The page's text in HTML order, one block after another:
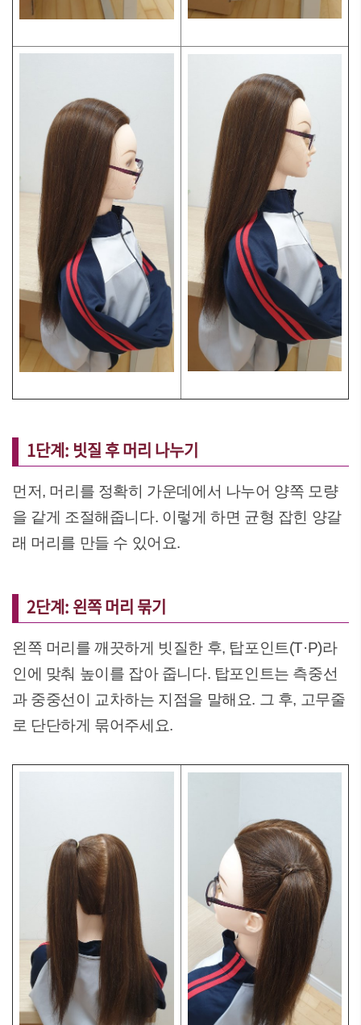
1단계: 빗질 후 머리 나누기
먼저, 머리를 정확히 가운데에서 나누어 양쪽 모량
을 같게 조절해줍니다. 이렇게 하면 균형 잡힌 양갈
래 머리를 만들 수 있어요.
2단계: 왼쪽 머리 묶기
왼쪽 머리를 깨끗하게 빗질한 후, 탑포인트(T·P)라
인에 맞춰 높이를 잡아 줍니다. 탑포인트는 측중선
과 중중선이 교차하는 지점을 말해요. 그 후, 고무줄
로 단단하게 묶어주세요.